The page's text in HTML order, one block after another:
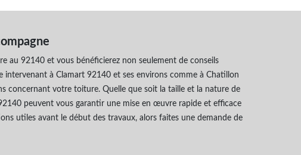
au 92140 et vous bénéficierez non seulement de conseils
intervenant à Clamart 92140 et ses environs comme à Chatillon
concernant votre toiture. Quelle que soit la taille et la nature de
peuvent vous garantir une mise en œuvre rapide et efficace
utiles avant le début des travaux, alors faites une demande de